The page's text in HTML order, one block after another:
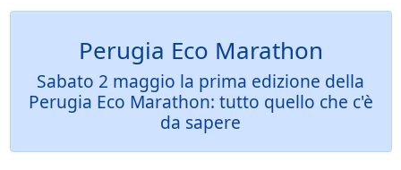
Perugia Eco Marathon
Sabato 2 maggio la prima edizione della
Perugia Eco Marathon: tutto quello che c'è
da sapere